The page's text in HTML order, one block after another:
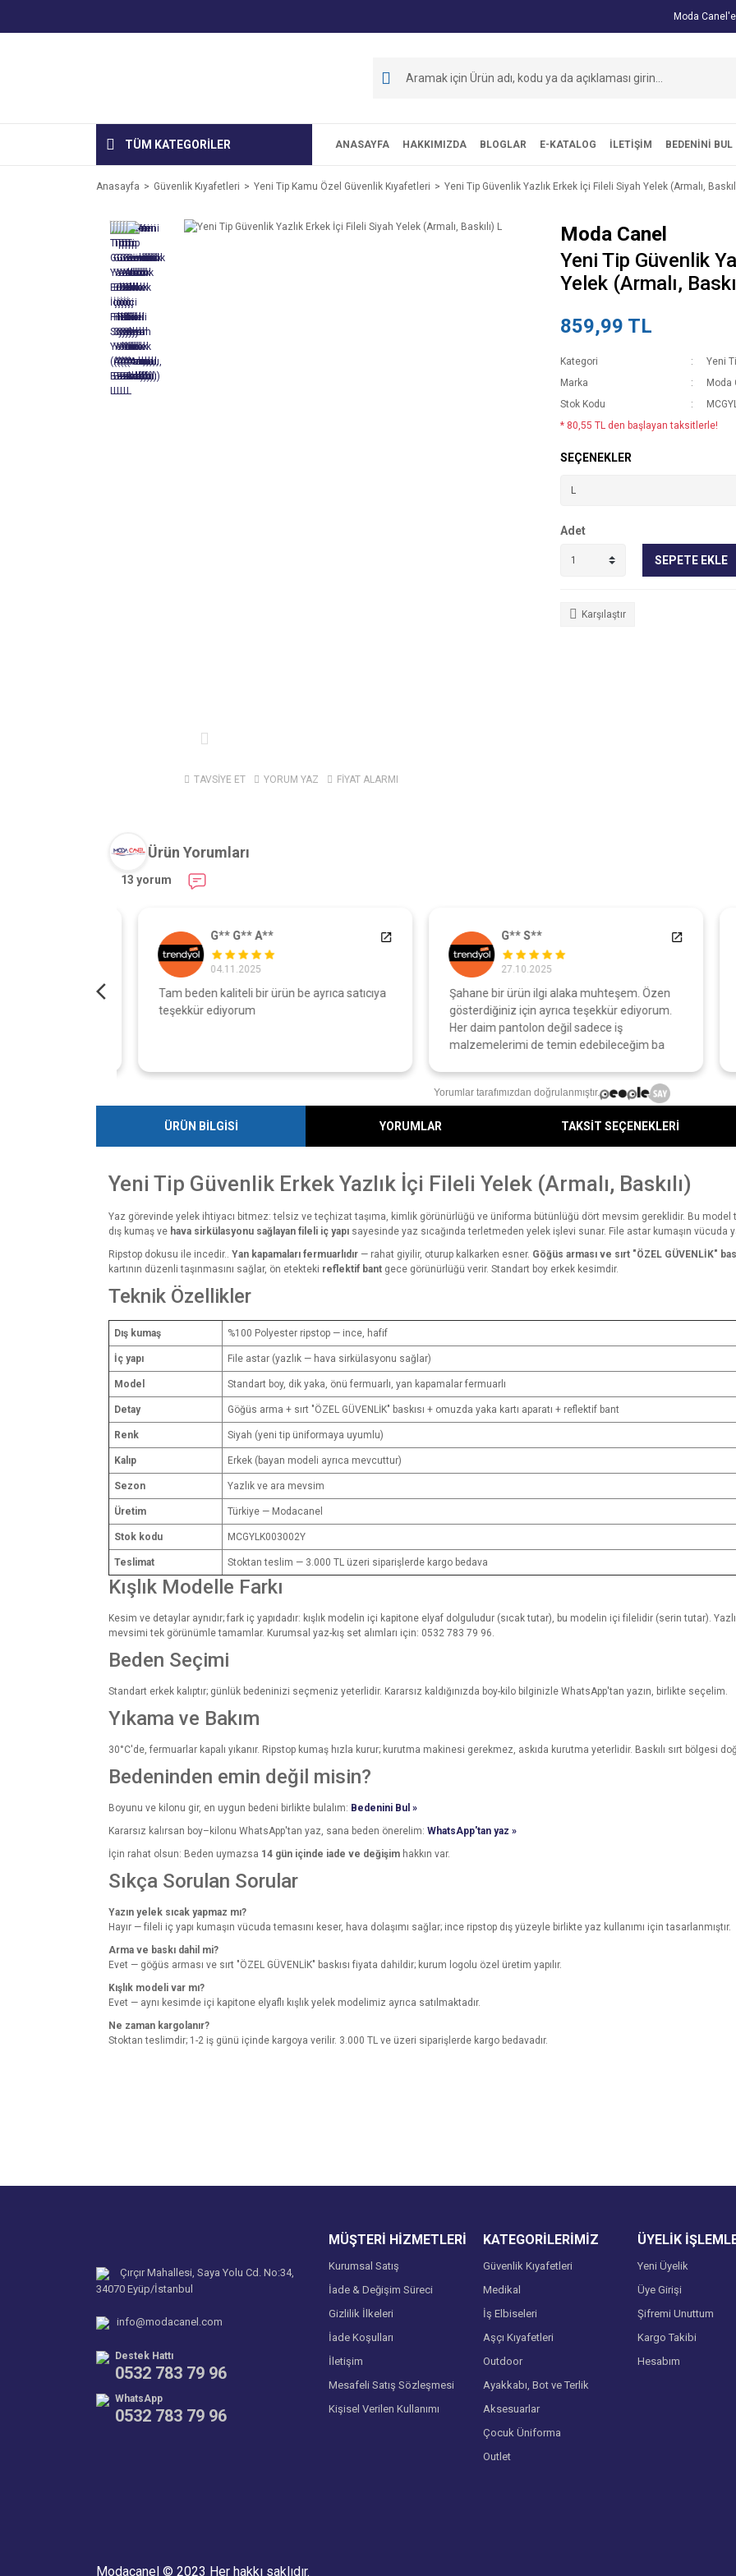
Moda
TÜM KATEGORİLER ANASAYFA HAKKIMIZDA BLOGLAR E-KATALOG İLETİŞİM BEDENİNİ BUL
Anasayfa Güvenlik Kıyafetleri Yeni Tip Kamu Özel Güvenlik Kıyafetleri Yeni Tip Güvenlik Yazlık Erkek İçi Fileli Siyah Yelek (Armalı,
TAVSİYE ET YORUM YAZ FİYAT ALARMI
Moda Canel
Yeni Tip Güvenlik
Yelek (Armalı,
859,99 TL
Kategori Yeni
Marka
Moda
Stok Kodu
* 80,55 TL den başlayan taksitlerle!
SEÇENEKLER
Adet
SEPETE EKLE
Karşılaştır
Ürün Yorumları
13 yorum
G** G** A**
04.11.2025
Tam beden kaliteli bir ürün be ayrıca satıcıya
teşekkür ediyorum
G** S**
27.10.2025
Şahane bir ürün ilgi alaka muhteşem. Özen
gösterdiğiniz için ayrıca teşekkür ediyorum.
Her daim pantolon değil sadece iş
malzemelerimi de temin edebileceğim ba
Yorumlar tarafımızdan doğrulanmıştır.
ÜRÜN BİLGİSİ YORUMLAR TAKSİT SEÇENEKLERİ
Yeni Tip Güvenlik Erkek Yazlık İçi Fileli Yelek (Armalı, Baskılı)
Yaz görevinde yelek ihtiyacı bitmez: telsiz ve teçhizat taşıma, kimlik görünürlüğü ve üniforma bütünlüğü dört mevsim gereklidir. Bu
dış kumaş ve hava sirkülasyonu sağlayan fileli iç yapı sayesinde yaz sıcağında terletmeden yelek işlevi sunar. File astar kumaşın vücuda
Ripstop dokusu ile incedir.. Yan kapamaları fermuarlıdır — rahat giyilir, oturup kalkarken esner. Göğüs arması ve sırt "ÖZEL GÜVENLİK"
kartının düzenli taşınmasını sağlar, ön etekteki reflektif bant gece görünürlüğü verir. Standart boy erkek kesimdir.
Teknik Özellikler
Dış kumaş %100 Polyester ripstop — ince, hafif
İç yapı File astar (yazlık — hava sirkülasyonu sağlar)
Model Standart boy, dik yaka, önü fermuarlı, yan kapamalar fermuarlı
Detay Göğüs arma + sırt "ÖZEL GÜVENLİK" baskısı + omuzda yaka kartı aparatı + reflektif bant
Renk Siyah (yeni tip üniformaya uyumlu)
Kalıp Erkek (bayan modeli ayrıca mevcuttur)
Sezon Yazlık ve ara mevsim
Üretim Türkiye — Modacanel
Stok kodu MCGYLK003002Y
Teslimat Stoktan teslim — 3.000 TL üzeri siparişlerde kargo bedava
Kışlık Modelle Farkı
Kesim ve detaylar aynıdır; fark iç yapıdadır: kışlık modelin içi kapitone elyaf dolguludur (sıcak tutar), bu modelin içi filelidir (serin tutar).
mevsimi tek görünümle tamamlar. Kurumsal yaz-kış set alımları için: 0532 783 79 96.
Beden Seçimi
Standart erkek kalıptır; günlük bedeninizi seçmeniz yeterlidir. Kararsız kaldığınızda boy-kilo bilginizle WhatsApp'tan yazın, birlikte seçelim.
Yıkama ve Bakım
30°C'de, fermuarlar kapalı yıkanır. Ripstop kumaş hızla kurur; kurutma makinesi gerekmez, askıda kurutma yeterlidir. Baskılı sırt bölgesi
Bedeninden emin değil misin?
Boyunu ve kilonu gir, en uygun bedeni birlikte bulalım: Bedenini Bul »
Kararsız kalırsan boy–kilonu WhatsApp'tan yaz, sana beden önerelim: WhatsApp'tan yaz »
İçin rahat olsun: Beden uymazsa 14 gün içinde iade ve değişim hakkın var.
Sıkça Sorulan Sorular
Yazın yelek sıcak yapmaz mı?
Hayır — fileli iç yapı kumaşın vücuda temasını keser, hava dolaşımı sağlar; ince ripstop dış yüzeyle birlikte yaz kullanımı için tasarlanmıştır.
Arma ve baskı dahil mi?
Evet — göğüs arması ve sırt "ÖZEL GÜVENLİK" baskısı fiyata dahildir; kurum logolu özel üretim yapılır.
Kışlık modeli var mı?
Evet — aynı kesimde içi kapitone elyaflı kışlık yelek modelimiz ayrıca satılmaktadır.
Ne zaman kargolanır?
Stoktan teslimdir; 1-2 iş günü içinde kargoya verilir. 3.000 TL ve üzeri siparişlerde kargo bedavadır.
02/10/2024 tarihinde yanıtlandı.
Çırçır Mahallesi, Saya Yolu Cd. No:34,
34070 Eyüp/İstanbul
info@modacanel.com
Destek Hattı
0532 783 79 96
WhatsApp
0532 783 79 96
MÜŞTERİ HİZMETLERİ
Kurumsal Satış
İade & Değişim Süreci
Gizlilik İlkeleri
İade Koşulları
İletişim
Mesafeli Satış Sözleşmesi
Kişisel Verilen Kullanımı
KATEGORİLERİMİZ
Güvenlik Kıyafetleri
Medikal
İş Elbiseleri
Aşçı Kıyafetleri
Outdoor
Ayakkabı, Bot ve Terlik
Aksesuarlar
Çocuk Üniforma
Outlet
ÜYELİK
Yeni Üyelik
Üye Girişi
Şifremi Unuttum
Kargo Takibi
Hesabım
Modacanel © 2023 Her hakkı saklıdır.